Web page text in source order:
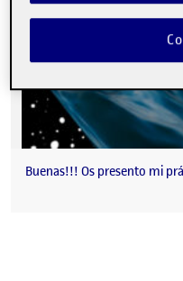
Buenas!!! Os presento mi